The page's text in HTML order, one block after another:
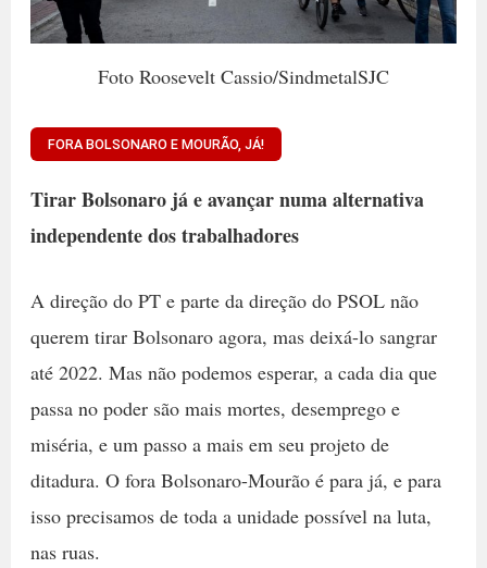
Foto Roosevelt Cassio/SindmetalSJC
FORA BOLSONARO E MOURÃO, JÁ!
Tirar Bolsonaro já e avançar numa alternativa
independente dos trabalhadores
A direção do PT e parte da direção do PSOL não
querem tirar Bolsonaro agora, mas deixá-lo sangrar
até 2022. Mas não podemos esperar, a cada dia que
passa no poder são mais mortes, desemprego e
miséria, e um passo a mais em seu projeto de
ditadura. O fora Bolsonaro-Mourão é para já, e para
isso precisamos de toda a unidade possível na luta,
nas ruas.